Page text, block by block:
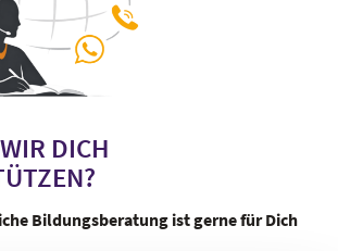
DICH
Bildungsberatung ist gerne für Dich